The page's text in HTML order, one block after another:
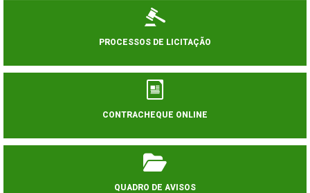
PROCESSOS DE LICITAÇÃO
CONTRACHEQUE ONLINE
QUADRO DE AVISOS